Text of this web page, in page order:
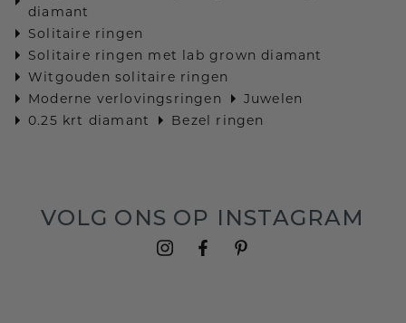
diamant
Solitaire ringen
Solitaire ringen met lab grown diamant
Witgouden solitaire ringen
Moderne verlovingsringen
Juwelen
0.25 krt diamant
Bezel ringen
VOLG ONS OP INSTAGRAM